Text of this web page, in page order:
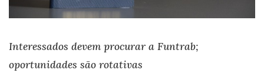
Interessados devem procurar a Funtrab;
oportunidades são rotativas